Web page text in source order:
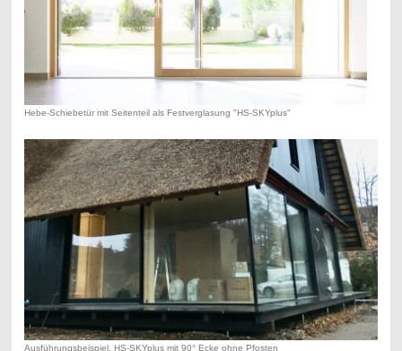
Hebe-Schiebetür mit Seitenteil als Festverglasung "HS-SKYplus"
Ausführungsbeispiel, HS-SKYplus mit 90° Ecke ohne Pfosten